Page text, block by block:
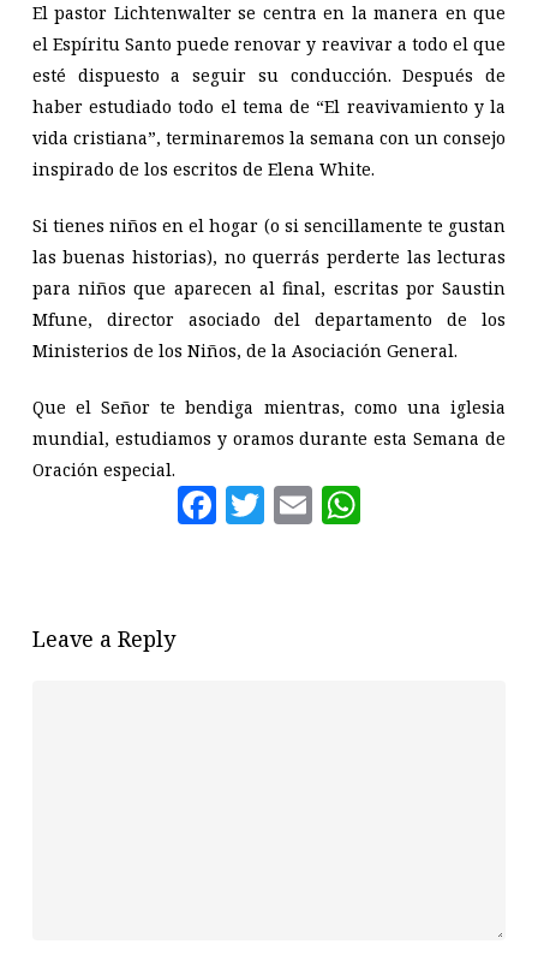
El pastor Lichtenwalter se centra en la manera en que
el Espíritu Santo puede renovar y reavivar a todo el que
esté dispuesto a seguir su conducción. Después de
haber estudiado todo el tema de “El reavivamiento y la
vida cristiana”, terminaremos la semana con un consejo
inspirado de los escritos de Elena White.
Si tienes niños en el hogar (o si sencillamente te gustan
las buenas historias), no querrás perderte las lecturas
para niños que aparecen al final, escritas por Saustin
Mfune, director asociado del departamento de los
Ministerios de los Niños, de la Asociación General.
Que el Señor te bendiga mientras, como una iglesia
mundial, estudiamos y oramos durante esta Semana de
Oración especial.
Facebook
Twitter
Email
Leave a Reply